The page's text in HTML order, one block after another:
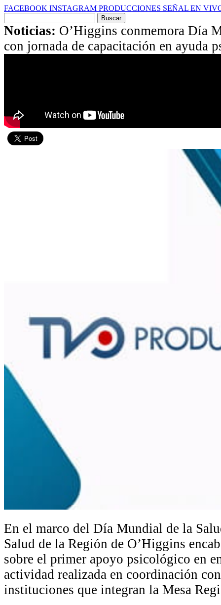
FACEBOOK INSTAGRAM PRODUCCIONES SEÑAL EN
por:
Noticias: O’Higgins conmemora Día
con jornada de capacitación en ayuda
En el marco del Día Mundial de la
Salud de la Región de O’Higgins
sobre el primer apoyo psicológico en
actividad realizada en coordinación
instituciones que integran la Mesa